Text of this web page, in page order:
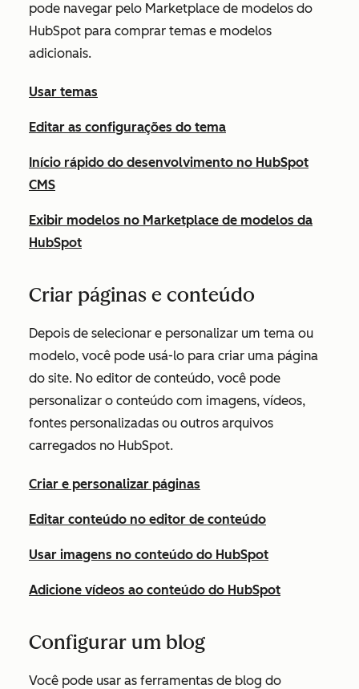
pode navegar pelo Marketplace de modelos do
HubSpot para comprar temas e modelos
adicionais.
Usar temas
Editar as configurações do tema
Início rápido do desenvolvimento no HubSpot
CMS
Exibir modelos no Marketplace de modelos da
HubSpot
Criar páginas e conteúdo
Depois de selecionar e personalizar um tema ou
modelo, você pode usá-lo para criar uma página
do site. No editor de conteúdo, você pode
personalizar o conteúdo com imagens, vídeos,
fontes personalizadas ou outros arquivos
carregados no HubSpot.
Criar e personalizar páginas
Editar conteúdo no editor de conteúdo
Usar imagens no conteúdo do HubSpot
Adicione vídeos ao conteúdo do HubSpot
Configurar um blog
Você pode usar as ferramentas de blog do